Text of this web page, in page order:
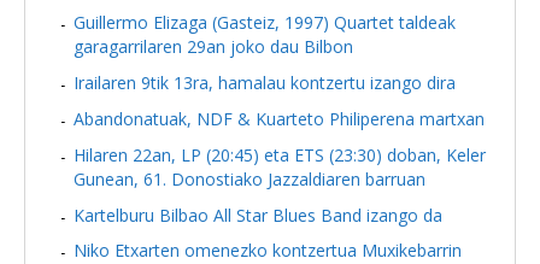
Guillermo Elizaga (Gasteiz, 1997) Quartet taldeak
garagarrilaren 29an joko dau Bilbon
Irailaren 9tik 13ra, hamalau kontzertu izango dira
Abandonatuak, NDF & Kuarteto Philiperena martxan
Hilaren 22an, LP (20:45) eta ETS (23:30) doban, Keler
Gunean, 61. Donostiako Jazzaldiaren barruan
Kartelburu Bilbao All Star Blues Band izango da
Niko Etxarten omenezko kontzertua Muxikebarrin